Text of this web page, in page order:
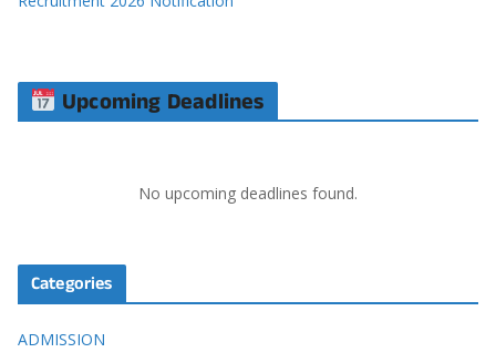
Upcoming Deadlines
No upcoming deadlines found.
Categories
ADMISSION